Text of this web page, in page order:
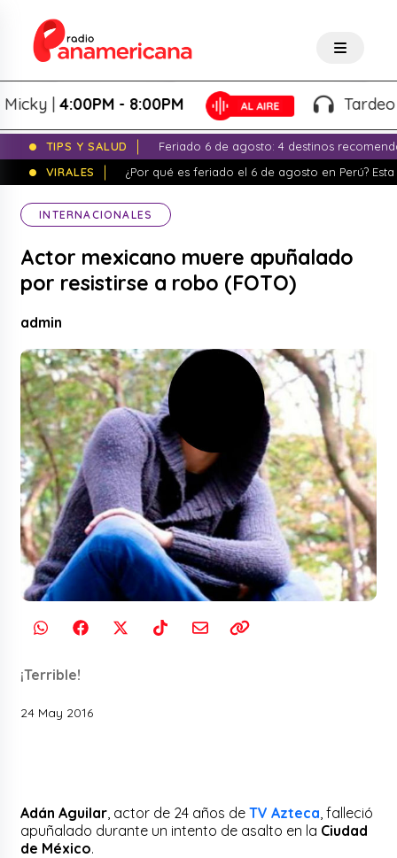
|4:00PM - 8:00PM Tardeo
TIPS Y SALUD
Feriado 6 de agosto: 4 destinos
VIRALES
¿Por qué es feriado el 6 de agosto en Perú?
INTERNACIONALES
Actor mexicano muere apuñalado
por resistirse a robo (FOTO)
admin
¡Terrible!
24 May 2016
Adán Aguilar , actor de 24 años deTV Azteca , falleció
apuñalado durante un intento de asalto en la Ciudad
de México.